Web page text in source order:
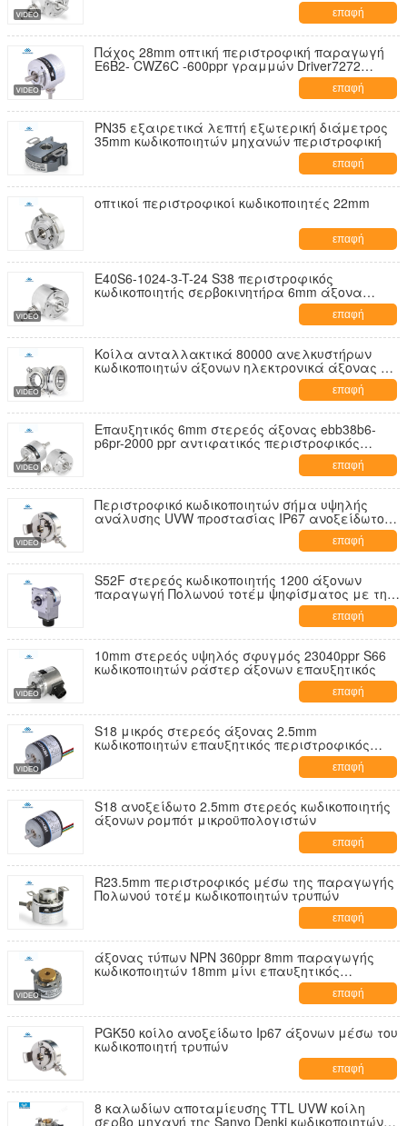
επαφή
Πάχος 28mm οπτική περιστροφική παραγωγή
E6B2- CWZ6C -600ppr γραμμών Driver7272
επαφή
PN35 εξαιρετικά λεπτή εξωτερική διάμετρος
35mm κωδικοποιητών μηχανών περιστροφική
επαφή
οπτικοί περιστροφικοί κωδικοποιητές 22mm
επαφή
E40S6-1024-3-T-24 S38 περιστροφικός
κωδικοποιητής σερβοκινητήρα 6mm άξονα
επαφή
Κοίλα ανταλλακτικά 80000 ανελκυστήρων
κωδικοποιητών άξονων ηλεκτρονικά άξονας ppr
επαφή
Επαυξητικός 6mm στερεός άξονας ebb38b6-
p6pr-2000 ppr αντιφατικός περιστροφικός
επαφή
Περιστροφικό κωδικοποιητών σήμα υψηλής
ανάλυσης UVW προστασίας IP67 ανοξείδωτου
επαφή
S52F στερεός κωδικοποιητής 1200 άξονων
παραγωγή Πολωνού τοτέμ ψηφίσματος με την
επαφή
10mm στερεός υψηλός σφυγμός 23040ppr S66
κωδικοποιητών ράστερ άξονων επαυξητικός
επαφή
S18 μικρός στερεός άξονας 2.5mm
κωδικοποιητών επαυξητικός περιστροφικός
μηχανών 36ppr NPN PNP ρομπότ επαφή
S18 ανοξείδωτο 2.5mm στερεός κωδικοποιητής
άξονων ρομπότ μικροϋπολογιστών
επαφή
R23.5mm περιστροφικός μέσω της παραγωγής
Πολωνού τοτέμ κωδικοποιητών τρυπών
επαφή
άξονας τύπων NPN 360ppr 8mm παραγωγής
κωδικοποιητών 18mm μίνι επαυξητικός
επαφή
PGK50 κοίλο ανοξείδωτο Ip67 άξονων μέσω του
κωδικοποιητή τρυπών
επαφή
8 καλωδίων αποταμίευσης TTL UVW κοίλη
σερβο μηχανή της Sanyo Denki κωδικοποιητών